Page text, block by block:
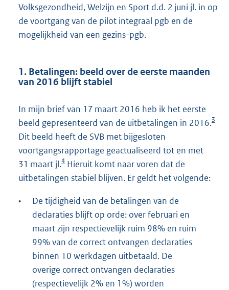
Volksgezondheid, Welzijn en Sport d.d. 2 juni jl. in op
de voortgang van de pilot integraal pgb en de
mogelijkheid van een gezins-pgb.
1. Betalingen: beeld over de eerste maanden
van 2016 blijft stabiel
In mijn brief van 17 maart 2016 heb ik het eerste
beeld gepresenteerd van de uitbetalingen in 2016.3
Dit beeld heeft de SVB met bijgesloten
voortgangsrapportage geactualiseerd tot en met
31 maart jl.4 Hieruit komt naar voren dat de
uitbetalingen stabiel blijven. Er geldt het volgende:
•
De tijdigheid van de betalingen van de
declaraties blijft op orde: over februari en
maart zijn respectievelijk ruim 98% en ruim
99% van de correct ontvangen declaraties
binnen 10 werkdagen uitbetaald. De
overige correct ontvangen declaraties
(respectievelijk 2% en 1%) worden